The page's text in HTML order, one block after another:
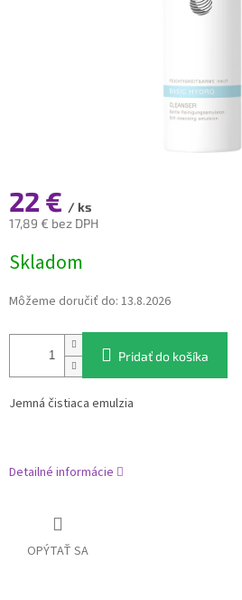
22 € / ks
17,89 € bez DPH
cena:
Skladom
Môžeme doručiť do: 13.8.2026
Pridať do košíka
Jemná čistiaca emulzia
Detailné informácie
OPÝTAŤ SA